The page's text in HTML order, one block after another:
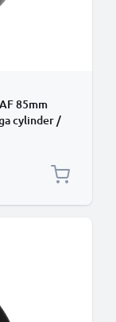
85mm
cylinder /